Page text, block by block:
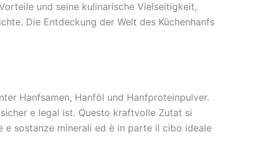
und seine kulinarische Vielseitigkeit,
Die Entdeckung der Welt des Küchenhanfs
Hanfsamen, Hanföl und Hanfproteinpulver.
e legal ist. Questo kraftvolle Zutat si
sostanze minerali ed è in parte il cibo ideale